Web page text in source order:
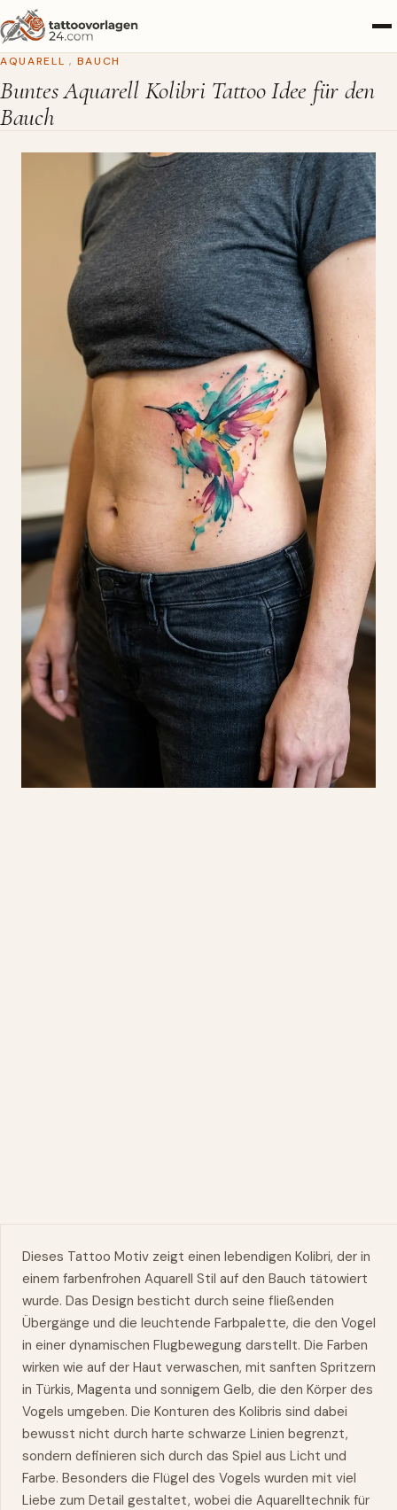
AQUARELL , BAUCH
Buntes Aquarell Kolibri Tattoo Idee für den
Bauch
Dieses Tattoo Motiv zeigt einen lebendigen Kolibri, der in
einem farbenfrohen Aquarell Stil auf den Bauch tätowiert
wurde. Das Design besticht durch seine fließenden
Übergänge und die leuchtende Farbpalette, die den Vogel
in einer dynamischen Flugbewegung darstellt. Die Farben
wirken wie auf der Haut verwaschen, mit sanften Spritzern
in Türkis, Magenta und sonnigem Gelb, die den Körper des
Vogels umgeben. Die Konturen des Kolibris sind dabei
bewusst nicht durch harte schwarze Linien begrenzt,
sondern definieren sich durch das Spiel aus Licht und
Farbe. Besonders die Flügel des Vogels wurden mit viel
Liebe zum Detail gestaltet, wobei die Aquarelltechnik für